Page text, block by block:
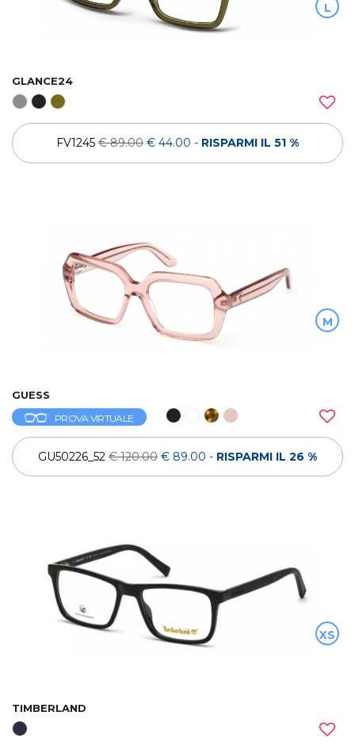
L
GLANCE24
FV1245 € 89.00 € 44.00 - RISPARMI IL 51 %
M
GUESS
PROVA VIRTUALE
GU50226_52 € 120.00 € 89.00 - RISPARMI IL 26 %
XS
TIMBERLAND